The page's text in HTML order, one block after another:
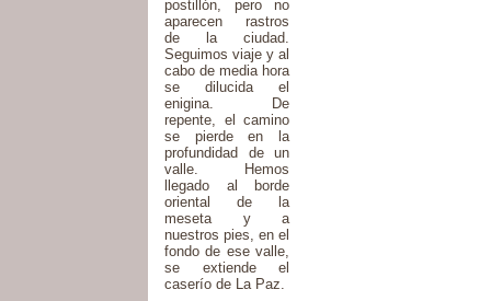
postillón, pero no
aparecen rastros
de la ciudad.
Seguimos viaje y al
cabo de media hora
se dilucida el
enigina. De
repente, el camino
se pierde en la
profundidad de un
valle. Hemos
llegado al borde
oriental de la
meseta y a
nuestros pies, en el
fondo de ese valle,
se extiende el
caserío de La Paz.